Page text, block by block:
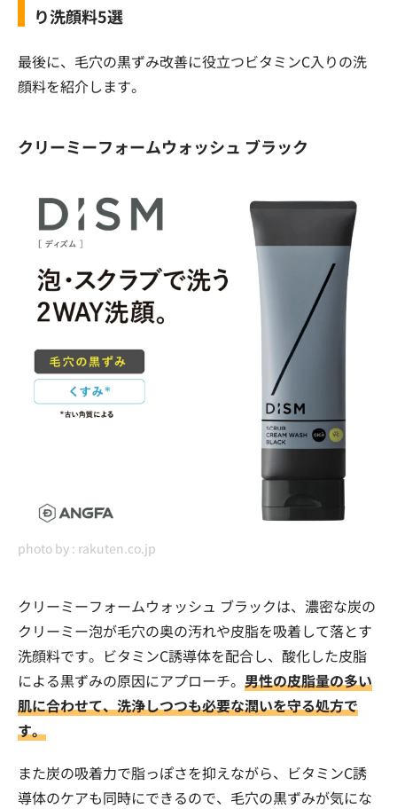
り洗顔料5選
最後に、毛穴の黒ずみ改善に役立つビタミンC入りの洗
顔料を紹介します。
クリーミーフォームウォッシュ ブラック
photo by : rakuten.co.jp
クリーミーフォームウォッシュ ブラックは、濃密な炭の
クリーミー泡が毛穴の奥の汚れや皮脂を吸着して落とす
洗顔料です。ビタミンC誘導体を配合し、酸化した皮脂
による黒ずみの原因にアプローチ。 男性の皮脂量の多い
肌に合わせて、洗浄しつつも必要な潤いを守る処方で
す。
また炭の吸着力で脂っぽさを抑えながら、ビタミンC誘
導体のケアも同時にできるので、毛穴の黒ずみが気にな